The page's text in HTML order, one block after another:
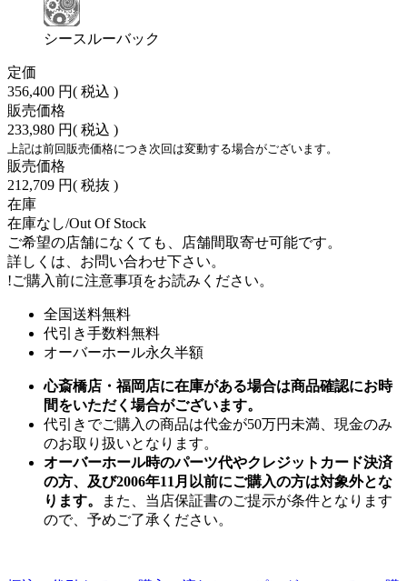
シースルーバック
定価
356,400 円( 税込 )
販売価格
233,980 円( 税込 )
上記は前回販売価格につき次回は変動する場合がございます。
販売価格
212,709 円( 税抜 )
在庫
在庫なし/Out Of Stock
ご希望の店舗になくても、店舗間取寄せ可能です。
詳しくは、お問い合わせ下さい。
!ご購入前に注意事項をお読みください。
全国送料無料
代引き手数料無料
オーバーホール永久半額
心斎橋店・福岡店に在庫がある場合は商品確認にお時
間をいただく場合がございます。
代引きでご購入の商品は代金が50万円未満、現金のみ
のお取り扱いとなります。
オーバーホール時のパーツ代やクレジットカード決済
の方、及び2006年11月以前にご購入の方は対象外とな
ります。
また、当店保証書のご提示が条件となります
ので、予めご了承ください。